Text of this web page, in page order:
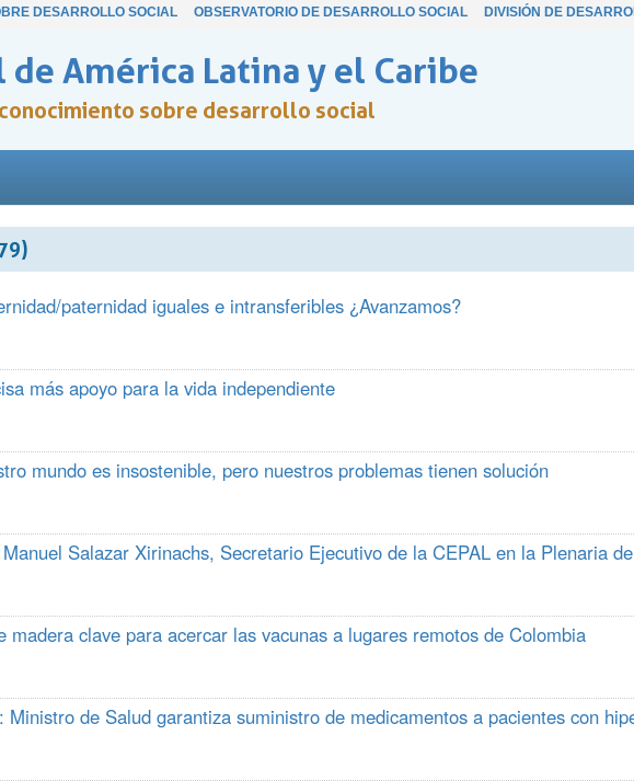
DESARROLLO SOCIAL OBSERVATORIO DE DESARROLLO SOCIAL DIVISIÓN DE
América Latina y el Caribe
sobre desarrollo social
paternidad iguales e intransferibles ¿Avanzamos?
más apoyo para la vida independiente
mundo es insostenible, pero nuestros problemas tienen solución
Salazar Xirinachs, Secretario Ejecutivo de la CEPAL en la Plenaria
madera clave para acercar las vacunas a lugares remotos de Colombia
Ministro de Salud garantiza suministro de medicamentos a pacientes con